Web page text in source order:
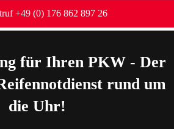
+49 (0) 176 862 897 26
für Ihren PKW - Der
rund um
die Uhr!